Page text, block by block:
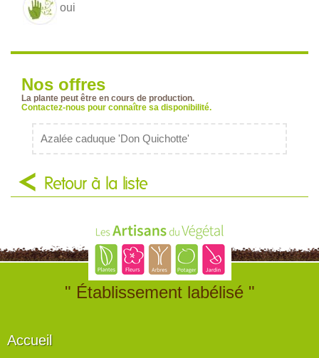
oui
Nos offres
La plante peut être en cours de production.
Contactez-nous pour connaître sa disponibilité.
Azalée caduque 'Don Quichotte'
Retour à la liste
" Établissement labélisé "
Accueil